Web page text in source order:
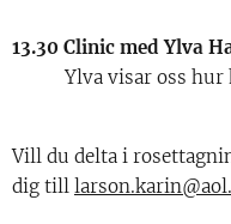
13.30 Clinic med Ylva
Ylva visar oss hur
Vill du delta i
dig till